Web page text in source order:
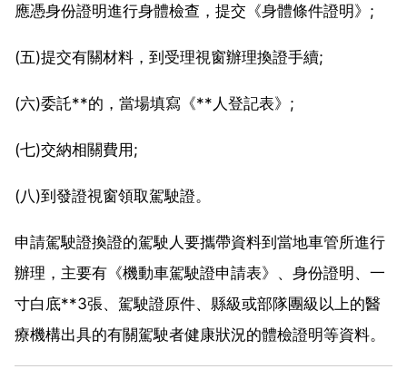
應憑身份證明進行身體檢查，提交《身體條件證明》;
(五)提交有關材料，到受理視窗辦理換證手續;
(六)委託**的，當場填寫《**人登記表》;
(七)交納相關費用;
(八)到發證視窗領取駕駛證。
申請駕駛證換證的駕駛人要攜帶資料到當地車管所進行
辦理，主要有《機動車駕駛證申請表》、身份證明、一
寸白底**3張、駕駛證原件、縣級或部隊團級以上的醫
療機構出具的有關駕駛者健康狀況的體檢證明等資料。